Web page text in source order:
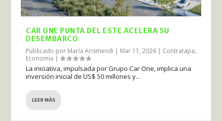
CAR ONE PUNTA DEL ESTE ACELERA SU
DESEMBARCO
Publicado por María Arismendi | Mar 11, 2026 | Contratapa,
Economía |
La iniciativa, impulsada por Grupo Car One, implica una
inversión inicial de US$ 50 millones y...
LEER MÁS